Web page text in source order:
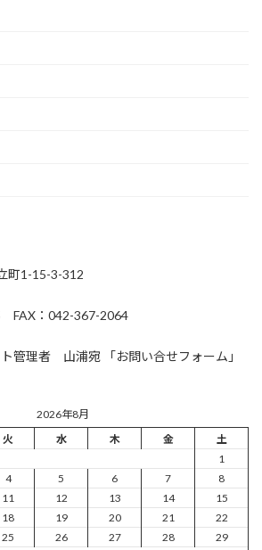
町1-15-3-312
FAX：042-367-2064
管理者 山浦宛 「お問い合せフォーム」
2026年8月
火 水 木 金
土
1
4 5 6 7
8
11 12 13 14
15
18 19 20 21
22
25 26 27 28 29